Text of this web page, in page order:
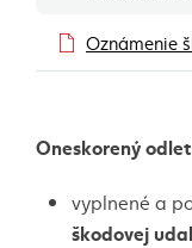
Oznámenie
Oneskorený
vyplnené a
škodovej